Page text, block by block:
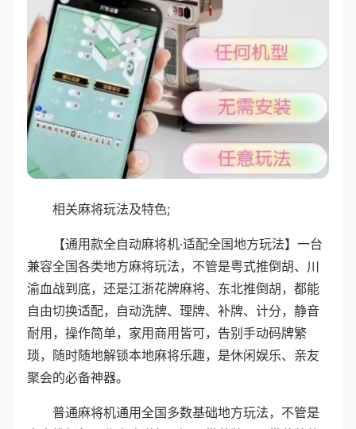
相关麻将玩法及特色;
【通用款全自动麻将机·适配全国地方玩法】一台
兼容全国各类地方麻将玩法，不管是粤式推倒胡、川
渝血战到底，还是江浙花牌麻将、东北推倒胡，都能
自由切换适配，自动洗牌、理牌、补牌、计分，静音
耐用，操作简单，家用商用皆可，告别手动码牌繁
琐，随时随地解锁本地麻将乐趣，是休闲娱乐、亲友
聚会的必备神器。
普通麻将机通用全国多数基础地方玩法，不管是